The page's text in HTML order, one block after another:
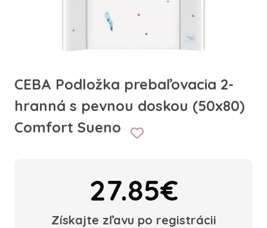
CEBA Podložka prebaľovacia 2-
hranná s pevnou doskou (50x80)
Comfort Sueno
27.85€
Získajte zľavu po registrácii